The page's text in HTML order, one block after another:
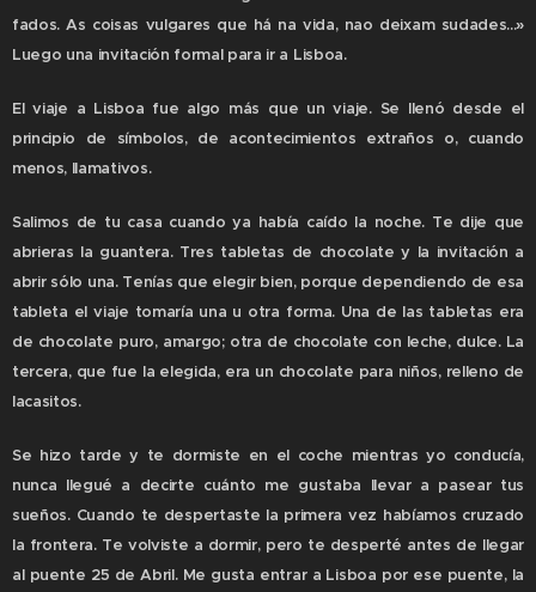
fados. As coisas vulgares que há na vida, nao deixam sudades...»
Luego una invitación formal para ir a Lisboa.
El viaje a Lisboa fue algo más que un viaje. Se llenó desde el
principio de símbolos, de acontecimientos extraños o, cuando
menos, llamativos.
Salimos de tu casa cuando ya había caído la noche. Te dije que
abrieras la guantera. Tres tabletas de chocolate y la invitación a
abrir sólo una. Tenías que elegir bien, porque dependiendo de esa
tableta el viaje tomaría una u otra forma. Una de las tabletas era
de chocolate puro, amargo; otra de chocolate con leche, dulce. La
tercera, que fue la elegida, era un chocolate para niños, relleno de
lacasitos.
Se hizo tarde y te dormiste en el coche mientras yo conducía,
nunca llegué a decirte cuánto me gustaba llevar a pasear tus
sueños. Cuando te despertaste la primera vez habíamos cruzado
la frontera. Te volviste a dormir, pero te desperté antes de llegar
al puente 25 de Abril. Me gusta entrar a Lisboa por ese puente, la